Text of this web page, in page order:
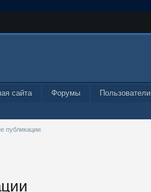
сайта Форумы Пользователи
публикации